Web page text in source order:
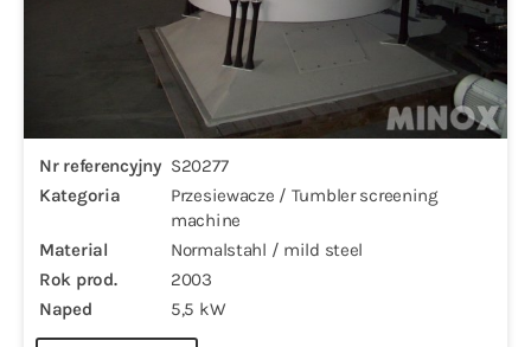
Nr referencyjny S20277
Kategoria
Przesiewacze / Tumbler screening
machine
Material
Normalstahl / mild steel
Rok prod.
2003
Naped
5,5 kW